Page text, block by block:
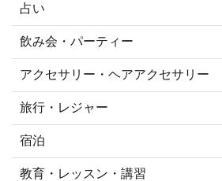
占い
飲み会・パーティー
アクセサリー・ヘアアクセサリー
旅行・レジャー
宿泊
教育・レッスン・講習